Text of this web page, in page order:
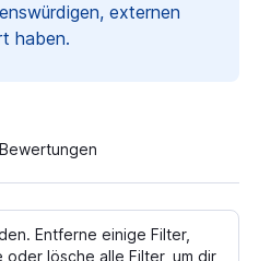
externen
haben.
Entferne einige Filter,
lösche alle Filter, um dir